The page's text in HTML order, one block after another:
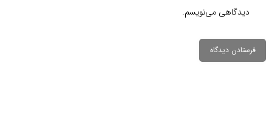
دیدگاهی می‌نویسم.